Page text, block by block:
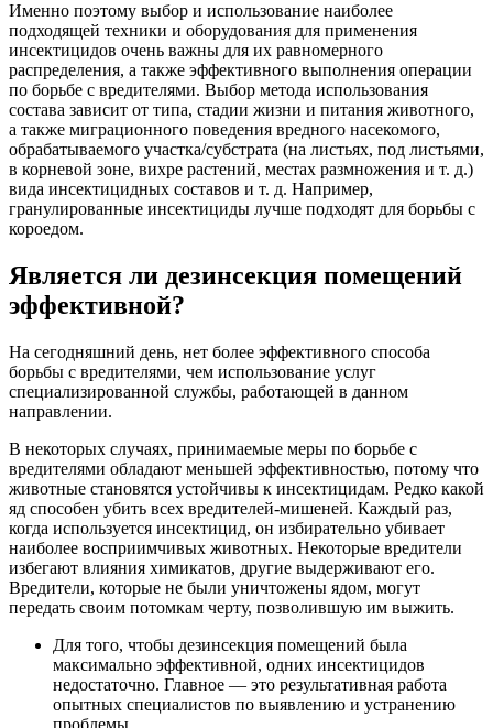
Именно поэтому выбор и использование наиболее
подходящей техники и оборудования для применения
инсектицидов очень важны для их равномерного
распределения, а также эффективного выполнения операции
по борьбе с вредителями. Выбор метода использования
состава зависит от типа, стадии жизни и питания животного,
а также миграционного поведения вредного насекомого,
обрабатываемого участка/субстрата (на листьях, под листьями,
в корневой зоне, вихре растений, местах размножения и т. д.)
вида инсектицидных составов и т. д. Например,
гранулированные инсектициды лучше подходят для борьбы с
короедом.
Является ли дезинсекция помещений
эффективной?
На сегодняшний день, нет более эффективного способа
борьбы с вредителями, чем использование услуг
специализированной службы, работающей в данном
направлении.
В некоторых случаях, принимаемые меры по борьбе с
вредителями обладают меньшей эффективностью, потому что
животные становятся устойчивы к инсектицидам. Редко какой
яд способен убить всех вредителей-мишеней. Каждый раз,
когда используется инсектицид, он избирательно убивает
наиболее восприимчивых животных. Некоторые вредители
избегают влияния химикатов, другие выдерживают его.
Вредители, которые не были уничтожены ядом, могут
передать своим потомкам черту, позволившую им выжить.
Для того, чтобы дезинсекция помещений была
максимально эффективной, одних инсектицидов
недостаточно. Главное — это результативная работа
опытных специалистов по выявлению и устранению
проблемы.